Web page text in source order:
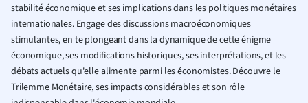
stabilité économique et ses implications dans les politiques monétaires
internationales. Engage des discussions macroéconomiques
stimulantes, en te plongeant dans la dynamique de cette énigme
économique, ses modifications historiques, ses interprétations, et les
débats actuels qu'elle alimente parmi les économistes. Découvre le
Trilemme Monétaire, ses impacts considérables et son rôle